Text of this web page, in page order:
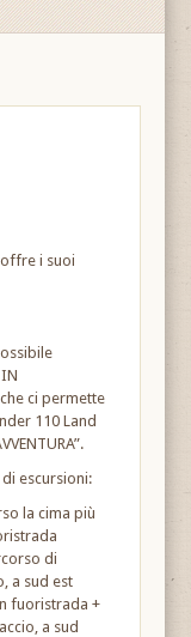
offre i suoi
che ci permette
110 Land
escursioni:
la cima più
di
a sud est
fuoristrada +
a sud